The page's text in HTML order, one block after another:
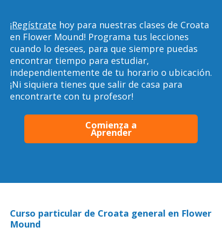
¡Regístrate hoy para nuestras clases de Croata
en Flower Mound! Programa tus lecciones
cuando lo desees, para que siempre puedas
encontrar tiempo para estudiar,
independientemente de tu horario o ubicación.
¡Ni siquiera tienes que salir de casa para
encontrarte con tu profesor!
Comienza a
Aprender
Curso particular de Croata general en Flower
Mound